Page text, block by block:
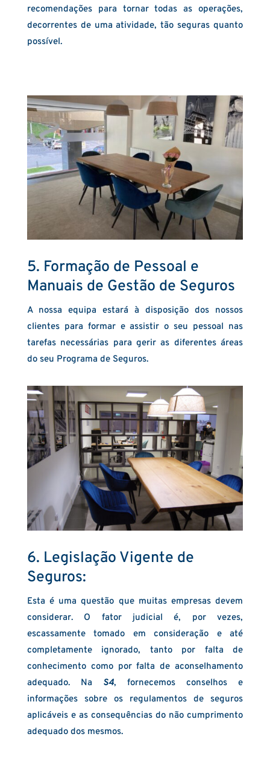
recomendações para tornar todas as operações,
decorrentes de uma atividade, tão seguras quanto
possível.
5. Formação de Pessoal e
Manuais de Gestão de Seguros
A nossa equipa estará à disposição dos nossos
clientes para formar e assistir o seu pessoal nas
tarefas necessárias para gerir as diferentes áreas
do seu Programa de Seguros.
6. Legislação Vigente de
Seguros:
Esta é uma questão que muitas empresas devem
considerar. O fator judicial é, por vezes,
escassamente tomado em consideração e até
completamente ignorado, tanto por falta de
conhecimento como por falta de aconselhamento
adequado. Na S4, fornecemos conselhos e
informações sobre os regulamentos de seguros
aplicáveis e as consequências do não cumprimento
adequado dos mesmos.